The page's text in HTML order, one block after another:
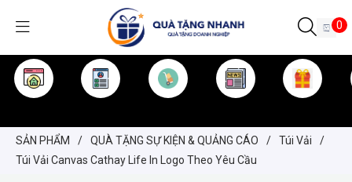
0
SẢN PHẨM / QUÀ TẶNG SỰ KIỆN & QUẢNG CÁO / Túi Vải
/
Túi Vải Canvas Cathay Life In Logo Theo Yêu Cầu